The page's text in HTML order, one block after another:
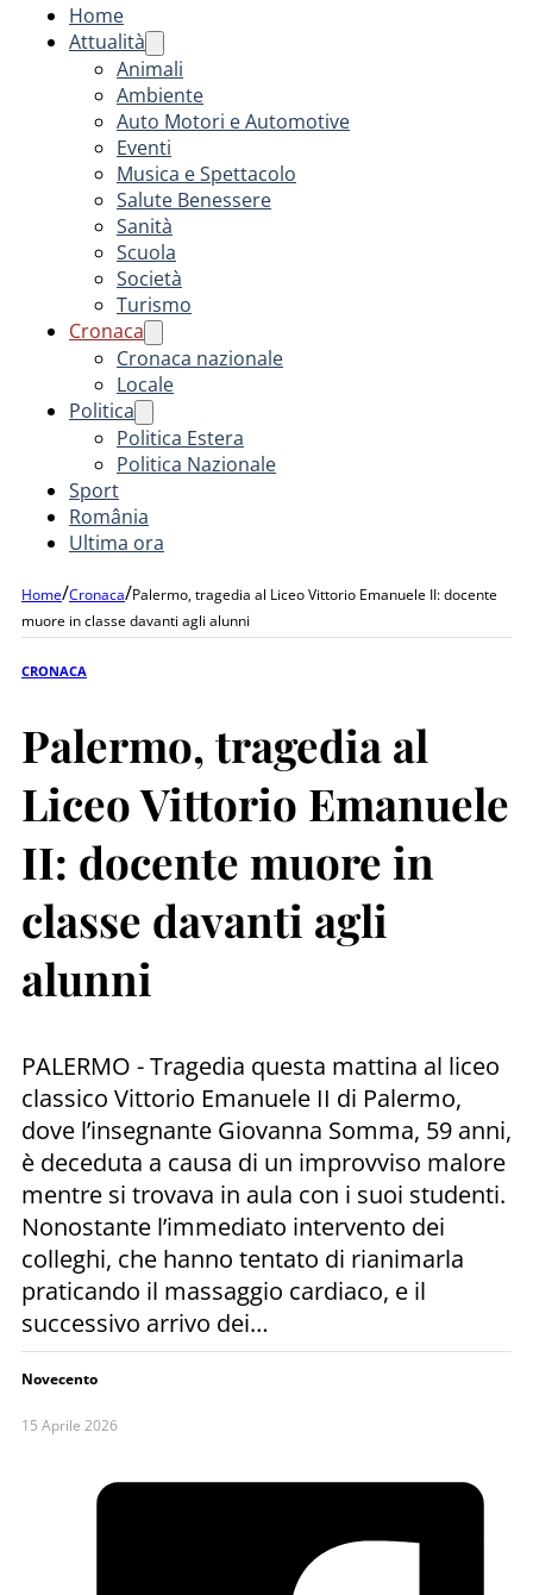
Home
Attualità
Animali
Ambiente
Auto Motori e Automotive
Eventi
Musica e Spettacolo
Salute Benessere
Sanità
Scuola
Società
Turismo
Cronaca
Cronaca nazionale
Locale
Politica
Politica Estera
Politica Nazionale
Sport
România
Ultima ora
Home/Cronaca/Palermo, tragedia al Liceo Vittorio Emanuele II: docente
muore in classe davanti agli alunni
CRONACA
Palermo, tragedia al
Liceo Vittorio Emanuele
II: docente muore in
classe davanti agli
alunni
PALERMO - Tragedia questa mattina al liceo
classico Vittorio Emanuele II di Palermo,
dove l’insegnante Giovanna Somma, 59 anni,
è deceduta a causa di un improvviso malore
mentre si trovava in aula con i suoi studenti.
Nonostante l’immediato intervento dei
colleghi, che hanno tentato di rianimarla
praticando il massaggio cardiaco, e il
successivo arrivo dei…
Novecento
15 Aprile 2026